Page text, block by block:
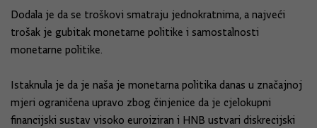
Dodala je da se troškovi smatraju jednokratnima, a najveći
trošak je gubitak monetarne politike i samostalnosti
monetarne politike.
Istaknula je da je naša je monetarna politika danas u značajnoj
mjeri ograničena upravo zbog činjenice da je cjelokupni
financijski sustav visoko euroiziran i HNB ustvari diskrecijski